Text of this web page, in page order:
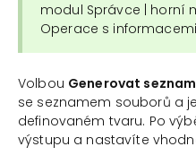
modul Správce | horní
Operace s informacemi
Volbou Generovat
se seznamem souborů a
definovaném tvaru. Po
výstupu a nastavíte